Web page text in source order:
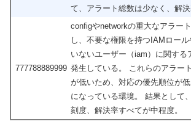
て、アラート総数は少なく、解決
777788889999
configやnetworkの重大なアラー
し、不要な権限を持つIAMロー
いないユーザー（iam）に関する
発生している。 これらのアラー
が低いため、対応の優先順位が
になっている環境。 結果として
刻度、解決率すべてが中程度。